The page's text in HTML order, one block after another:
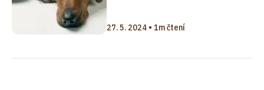
27. 5. 2024 • 1m čtení